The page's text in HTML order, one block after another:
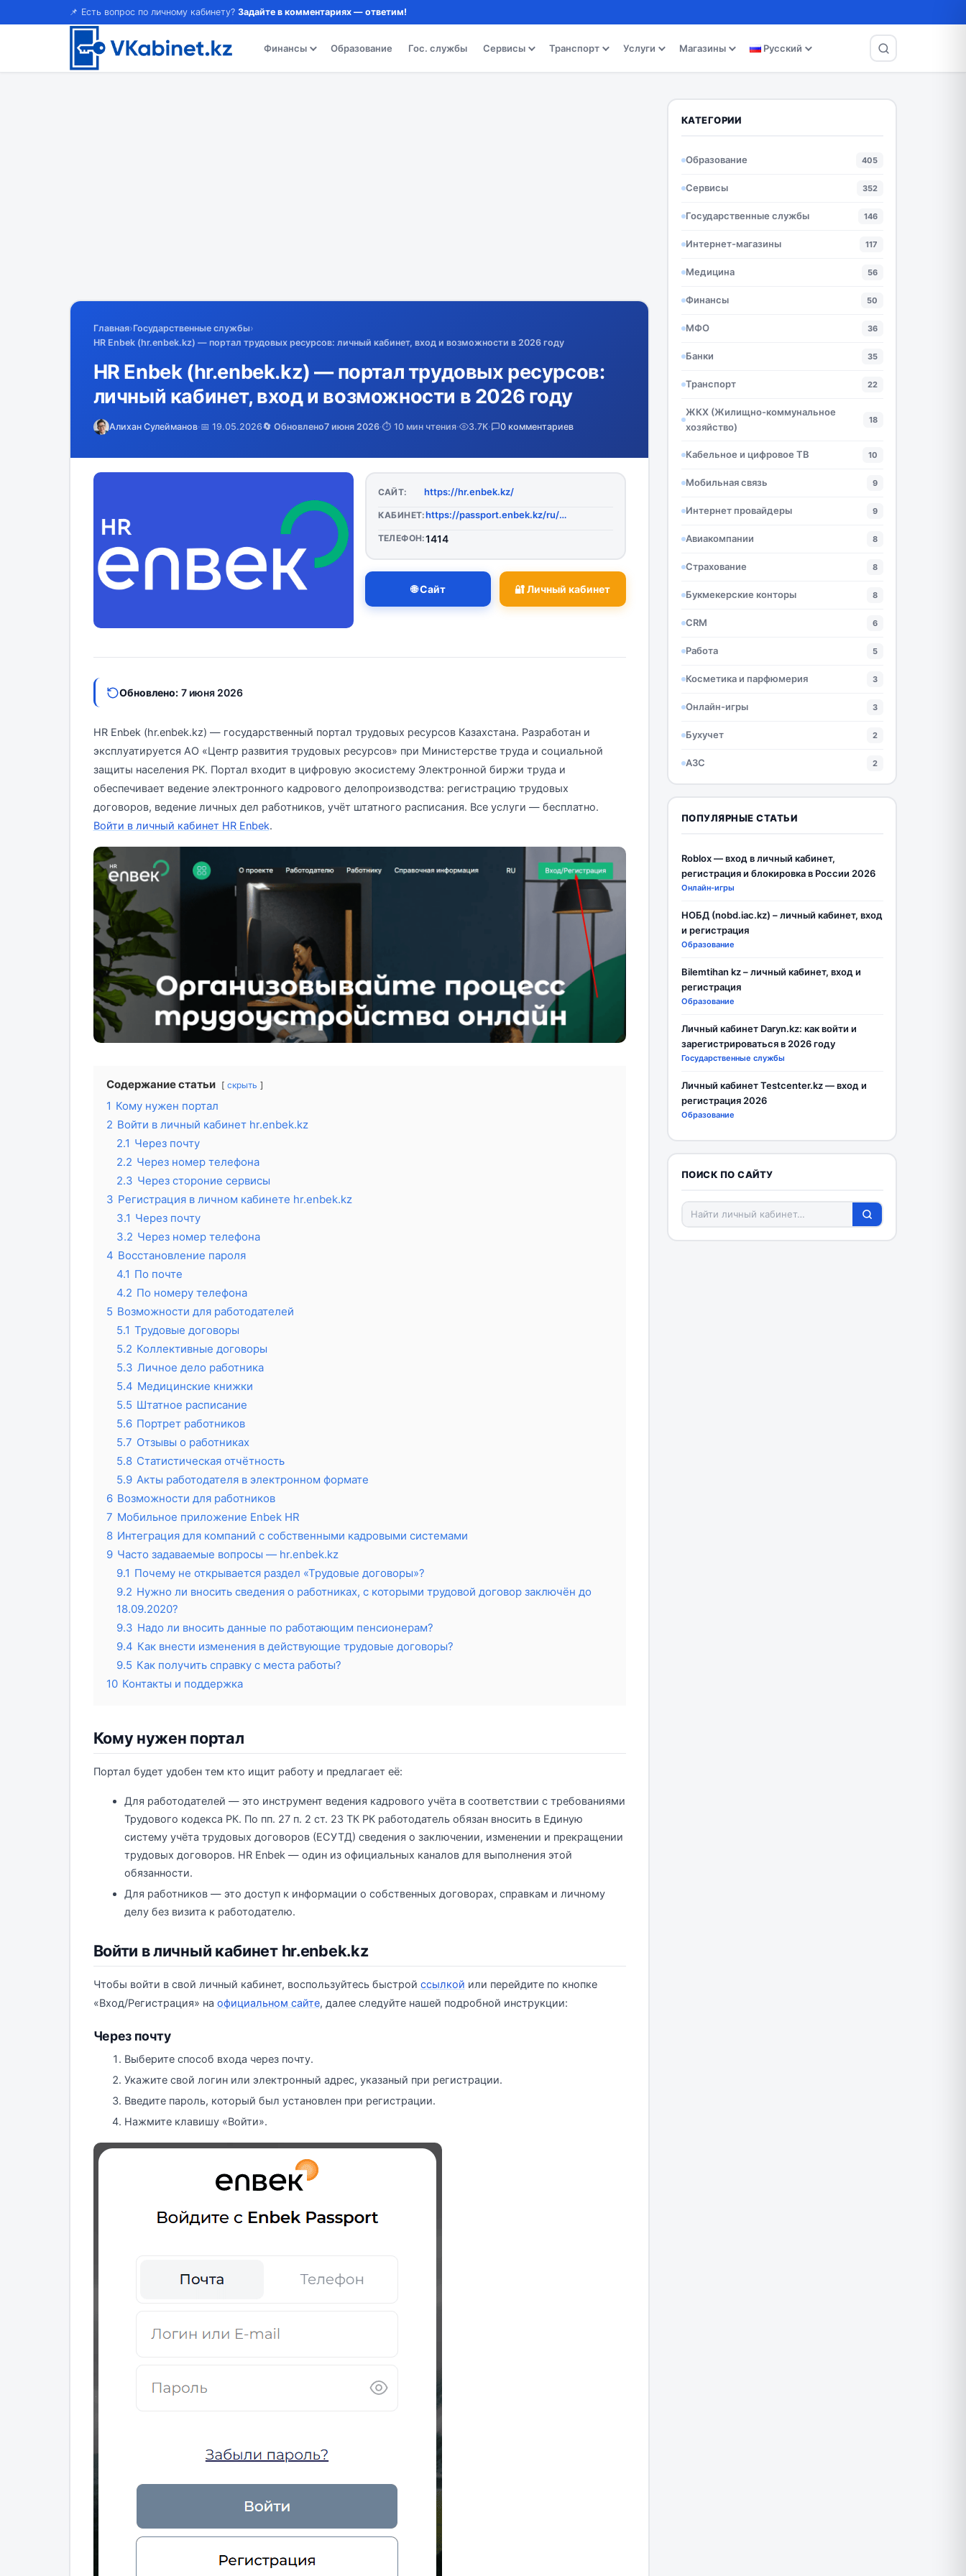
📌 Есть вопрос по личному кабинету? Задайте в комментариях — ответим!
Финансы Образование Гос. службы Сервисы Транспорт Услуги Магазины Русский
Главная›Государственные службы›
HR Enbek (hr.enbek.kz) — портал трудовых ресурсов: личный кабинет, вход и возможности в 2026 году
HR Enbek (hr.enbek.kz) — портал трудовых ресурсов:
личный кабинет, вход и возможности в 2026 году
Алихан Сулейманов·📅 19.05.2026🔄 Обновлено7 июня 2026·⏱️ 10 мин чтения· 3.7K· 0 комментариев
САЙТ: https://hr.enbek.kz/
КАБИНЕТ: https://passport.enbek.kz/ru/user/login?redirect_uri=https%3A%2F%2Fhr.enbek.kz%2Frole
ТЕЛЕФОН:1414
🌐 Сайт 🔐 Личный кабинет
Обновлено: 7 июня 2026
HR Enbek (hr.enbek.kz) — государственный портал трудовых ресурсов Казахстана. Разработан и
эксплуатируется АО «Центр развития трудовых ресурсов» при Министерстве труда и социальной
защиты населения РК. Портал входит в цифровую экосистему Электронной биржи труда и
обеспечивает ведение электронного кадрового делопроизводства: регистрацию трудовых
договоров, ведение личных дел работников, учёт штатного расписания. Все услуги — бесплатно.
Войти в личный кабинет HR Enbek.
Содержание статьи скрыть
1 Кому нужен портал
2 Войти в личный кабинет hr.enbek.kz
2.1 Через почту
2.2 Через номер телефона
2.3 Через стороние сервисы
3 Регистрация в личном кабинете hr.enbek.kz
3.1 Через почту
3.2 Через номер телефона
4 Восстановление пароля
4.1 По почте
4.2 По номеру телефона
5 Возможности для работодателей
5.1 Трудовые договоры
5.2 Коллективные договоры
5.3 Личное дело работника
5.4 Медицинские книжки
5.5 Штатное расписание
5.6 Портрет работников
5.7 Отзывы о работниках
5.8 Статистическая отчётность
5.9 Акты работодателя в электронном формате
6 Возможности для работников
7 Мобильное приложение Enbek HR
8 Интеграция для компаний с собственными кадровыми системами
9 Часто задаваемые вопросы — hr.enbek.kz
9.1 Почему не открывается раздел «Трудовые договоры»?
9.2 Нужно ли вносить сведения о работниках, с которыми трудовой договор заключён до
18.09.2020?
9.3 Надо ли вносить данные по работающим пенсионерам?
9.4 Как внести изменения в действующие трудовые договоры?
9.5 Как получить справку с места работы?
10 Контакты и поддержка
Кому нужен портал
Портал будет удобен тем кто ищит работу и предлагает её:
Для работодателей — это инструмент ведения кадрового учёта в соответствии с требованиями
Трудового кодекса РК. По пп. 27 п. 2 ст. 23 ТК РК работодатель обязан вносить в Единую
систему учёта трудовых договоров (ЕСУТД) сведения о заключении, изменении и прекращении
трудовых договоров. HR Enbek — один из официальных каналов для выполнения этой
обязанности.
Для работников — это доступ к информации о собственных договорах, справкам и личному
делу без визита к работодателю.
Войти в личный кабинет hr.enbek.kz
Чтобы войти в свой личный кабинет, воспользуйтесь быстрой ссылкой или перейдите по кнопке
«Вход/Регистрация» на официальном сайте, далее следуйте нашей подробной инструкции:
Через почту
Выберите способ входа через почту.
Укажите свой логин или электронный адрес, указаный при регистрации.
Введите пароль, который был установлен при регистрации.
Нажмите клавишу «Войти».
КАТЕГОРИИ
Образование 405
Сервисы 352
Государственные службы 146
Интернет-магазины 117
Медицина 56
Финансы 50
МФО 36
Банки 35
Транспорт 22
ЖКХ (Жилищно-коммунальное
хозяйство)
18
Кабельное и цифровое ТВ 10
Мобильная связь 9
Интернет провайдеры 9
Авиакомпании 8
Страхование 8
Букмекерские конторы 8
CRM 6
Работа 5
Косметика и парфюмерия 3
Онлайн-игры 3
Бухучет 2
АЗС 2
ПОПУЛЯРНЫЕ СТАТЬИ
Roblox — вход в личный кабинет,
регистрация и блокировка в России 2026
Онлайн-игры
НОБД (nobd.iac.kz) – личный кабинет, вход
и регистрация
Образование
Bilemtihan kz – личный кабинет, вход и
регистрация
Образование
Личный кабинет Daryn.kz: как войти и
зарегистрироваться в 2026 году
Государственные службы
Личный кабинет Testcenter.kz — вход и
регистрация 2026
Образование
ПОИСК ПО САЙТУ